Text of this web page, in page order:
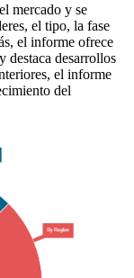
mercado y se
el tipo, la fase
el informe ofrece
destaca desarrollos
el informe
del